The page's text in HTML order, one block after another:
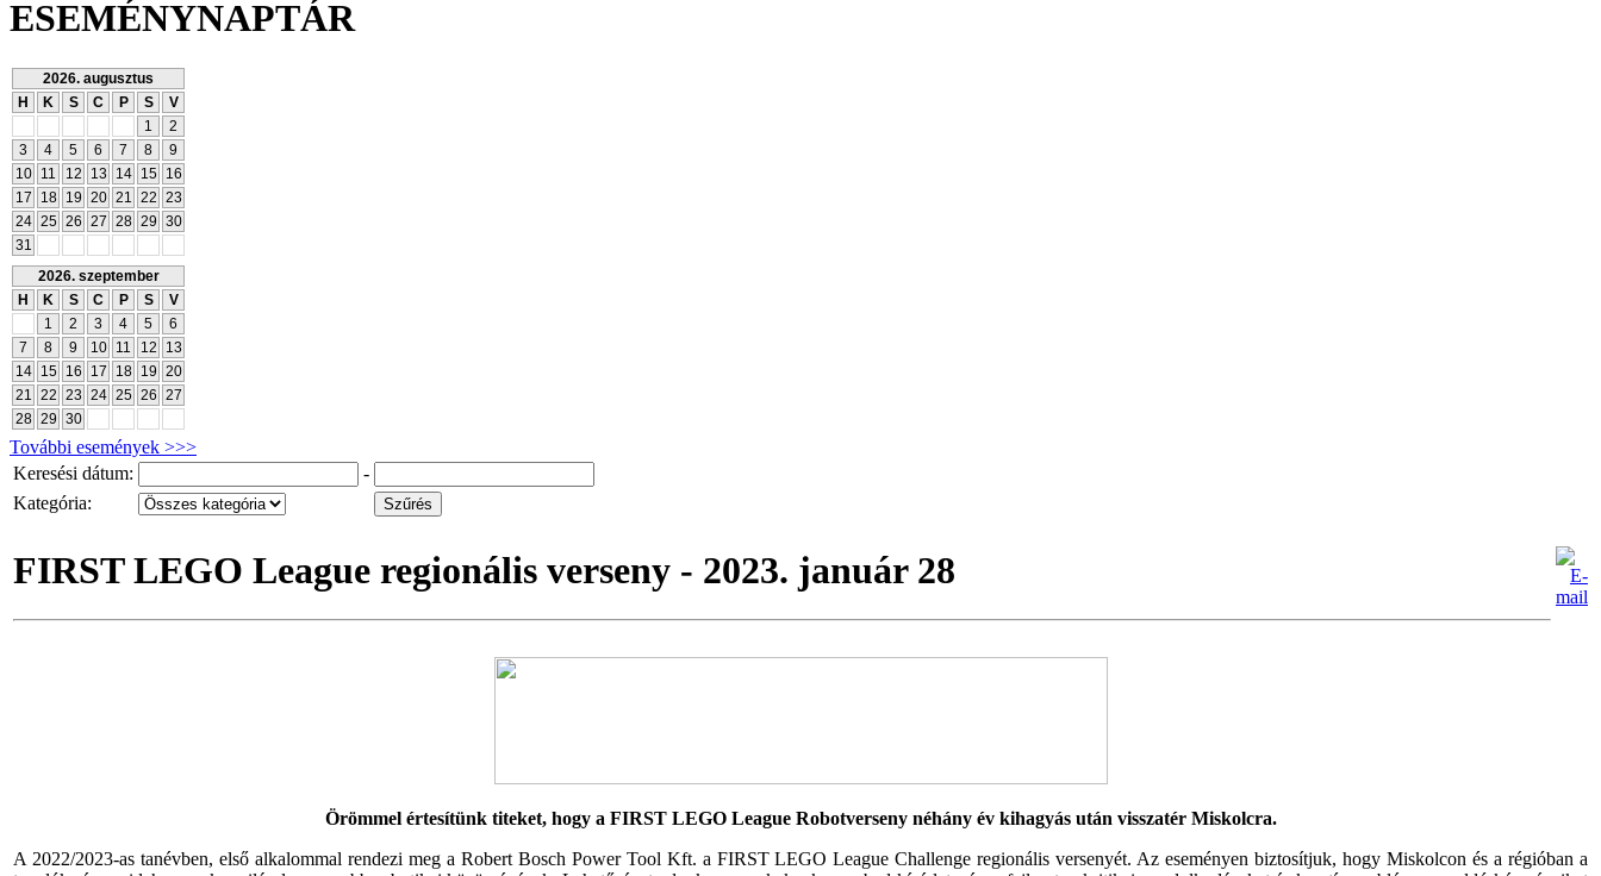
ESEMÉNYNAPTÁR
2026. augusztus
H
K S C P S
V
1
2
3
4 5 6 7 8
9
10
11 12 13 14 15
16
17
18 19 20 21 22 23
24 25 26 27 28 29 30
31
2026. szeptember
H
K S C P S
V
1
2 3 4 5
6
7
8 9 10 11 12
13
14
15 16 17 18 19 20
21 22 23 24 25 26 27
28 29 30
További események >>>
Keresési dátum:
-
Kategória:
FIRST LEGO League regionális verseny - 2023. január 28
Örömmel értesítünk titeket, hogy a FIRST LEGO League Robotverseny néhány év kihagyás után visszatér Miskolcra.
A 2022/2023-as tanévben, első alkalommal rendezi meg a Robert Bosch Power Tool Kft. a FIRST LEGO League Challenge regionális versenyét. Az eseményen biztosítjuk, hogy Miskolcon és a régióban a